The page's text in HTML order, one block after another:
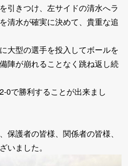
引きつけ、左サイドの清水へラ
清水が確実に決めて、貴重な追
大型の選手を投入してボールを
陣が崩れることなく跳ね返し続
0で勝利することが出来まし
保護者の皆様、関係者の皆様、
いました。